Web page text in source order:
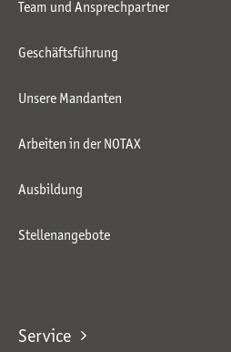
Team und Ansprechpartner
Geschäftsführung
Unsere Mandanten
Arbeiten in der NOTAX
Ausbildung
Stellenangebote
Service